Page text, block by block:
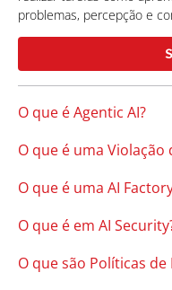
problemas, percepção e
O que é Agentic AI?
O que é uma Violação
O que é uma AI
O que é em AI
O que são Políticas de